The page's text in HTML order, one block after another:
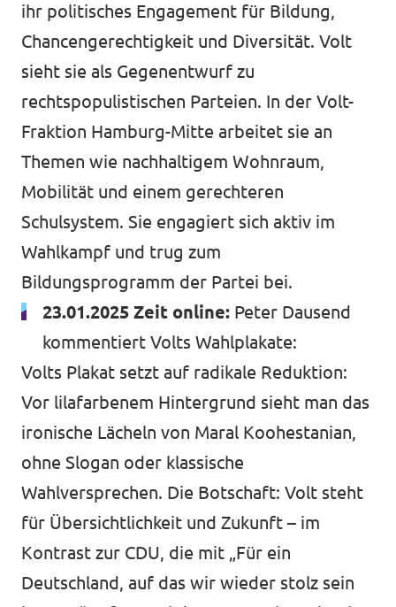
ihr politisches Engagement für Bildung,
Chancengerechtigkeit und Diversität. Volt
sieht sie als Gegenentwurf zu
rechtspopulistischen Parteien. In der Volt-
Fraktion Hamburg-Mitte arbeitet sie an
Themen wie nachhaltigem Wohnraum,
Mobilität und einem gerechteren
Schulsystem. Sie engagiert sich aktiv im
Wahlkampf und trug zum
Bildungsprogramm der Partei bei.
23.01.2025 Zeit online: Peter Dausend
kommentiert Volts Wahlplakate:
Volts Plakat setzt auf radikale Reduktion:
Vor lilafarbenem Hintergrund sieht man das
ironische Lächeln von Maral Koohestanian,
ohne Slogan oder klassische
Wahlversprechen. Die Botschaft: Volt steht
für Übersichtlichkeit und Zukunft – im
Kontrast zur CDU, die mit „Für ein
Deutschland, auf das wir wieder stolz sein